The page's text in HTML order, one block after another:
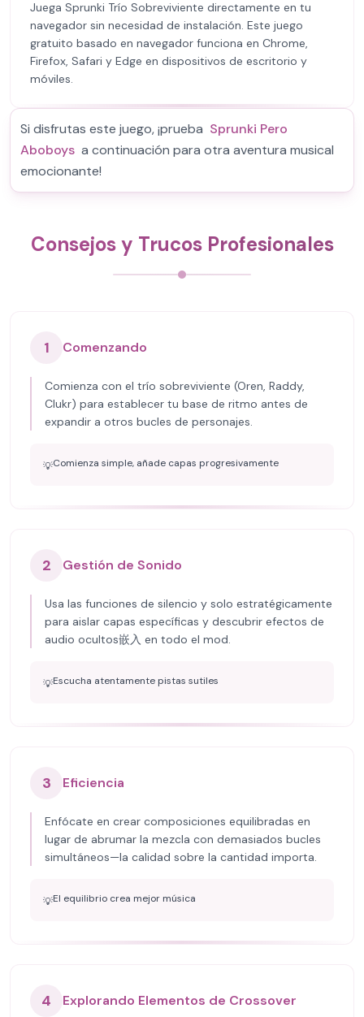
Juega Sprunki Trío Sobreviviente directamente en tu
navegador sin necesidad de instalación. Este juego
gratuito basado en navegador funciona en Chrome,
Firefox, Safari y Edge en dispositivos de escritorio y
móviles.
Si disfrutas este juego, ¡prueba Sprunki Pero
Aboboys a continuación para otra aventura musical
emocionante!
Consejos y Trucos Profesionales
1 Comenzando
Comienza con el trío sobreviviente (Oren, Raddy,
Clukr) para establecer tu base de ritmo antes de
expandir a otros bucles de personajes.
💡Comienza simple, añade capas progresivamente
2 Gestión de Sonido
Usa las funciones de silencio y solo estratégicamente
para aislar capas específicas y descubrir efectos de
audio ocultos嵌入 en todo el mod.
💡Escucha atentamente pistas sutiles
3 Eficiencia
Enfócate en crear composiciones equilibradas en
lugar de abrumar la mezcla con demasiados bucles
simultáneos—la calidad sobre la cantidad importa.
💡El equilibrio crea mejor música
4 Explorando Elementos de Crossover